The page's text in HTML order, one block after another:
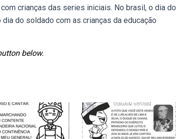
crianças das series iniciais. No brasil, o dia do
do soldado com as crianças da educação
below.